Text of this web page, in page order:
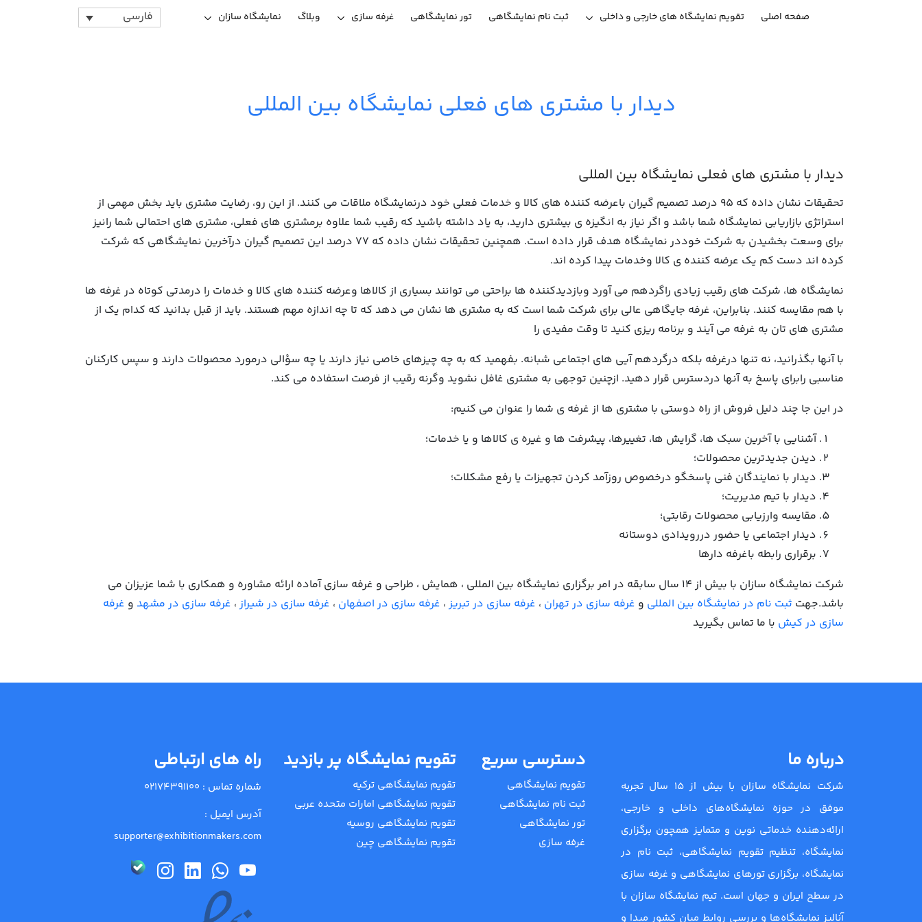
صفحه اصلی تقویم نمایشگاه های خارجی و داخلی ثبت نام نمایشگاهی تور نمایشگاهی غرفه سازی وبلاگ نمایشگاه سازان فارسی
دیدار با مشتری های فعلی نمایشگاه بین المللی
دیدار با مشتری های فعلی نمایشگاه بین المللی
تحقیقات نشان داده که 95 درصد تصمیم گیران باعرضه کننده های کالا و خدمات فعلی خود درنمایشگاه ملاقات می کنند. از این رو، رضایت مشتری باید بخش مهمی از
استراتژی بازاریابی نمایشگاه شما باشد و اگر نیاز به انگیزه ی بیشتری دارید، به یاد داشته باشید که رقیب شما علاوه برمشتری های فعلی، مشتری های احتمالی شما رانیز
برای وسعت بخشیدن به شرکت خوددر نمایشگاه هدف قرار داده است. همچنین تحقیقات نشان داده که 77 درصد این تصمیم گیران درآخرین نمایشگاهی که شرکت
کرده اند دست کم یک عرضه کننده ی کالا وخدمات پیدا کرده اند.
نمایشگاه ها، شرکت های رقیب زیادی راگردهم می آورد وبازدیدکننده ها براحتی می توانند بسیاری از کالاها وعرضه کننده های کالا و خدمات را درمدتی کوتاه در غرفه ها
با هم مقایسه کنند. بنابراین، غرفه جایگاهی عالی برای شرکت شما است که به مشتری ها نشان می دهد که تا چه اندازه مهم هستند. باید از قبل بدانید که کدام یک از
مشتری های تان به غرفه می آیند و برنامه ریزی کنید تا وقت مفیدی را
با آنها بگذرانید، نه تنها درغرفه بلکه درگردهم آیی های اجتماعی شبانه. بفهمید که به چه چیزهای خاصی نیاز دارند یا چه سؤالی درمورد محصولات دارند و سپس کارکنان
مناسبی رابرای پاسخ به آنها دردسترس قرار دهید. ازچنین توجهی به مشتری غافل نشوید وگرنه رقیب از فرصت استفاده می کند.
در این جا چند دلیل فروش از راه دوستی با مشتری ها از غرفه ی شما را عنوان می کنیم:
آشنایی با آخرین سبک ها، گرایش ها، تغییرها، پیشرفت ها و غیره ی کالاها و یا خدمات؛
دیدن جدیدترین محصولات؛
دیدار با نمایندگان فنی پاسخگو درخصوص روزآمد کردن تجهیزات یا رفع مشکلات؛
دیدار با تیم مدیریت؛
مقایسه وارزیابی محصولات رقابتی؛
دیدار اجتماعی یا حضور دررویدادی دوستانه
برقراری رابطه باغرفه دارها
شرکت نمایشگاه سازان با بیش از 14 سال سابقه در امر برگزاری نمایشگاه بین المللی ، همایش ، طراحی و غرفه سازی آماده ارائه مشاوره و همکاری با شما عزیزان می
باشد.جهت ثبت نام در نمایشگاه بین المللی و غرفه سازی در تهران ، غرفه سازی در تبریز، غرفه سازی در اصفهان ، غرفه سازی در شیراز، غرفه سازی در مشهد و غرفه
سازی در کیش با ما تماس بگیرید
درباره ما
شرکت نمایشگاه سازان با بیش از 15 سال تجربه
موفق در حوزه نمایشگاه‌های داخلی و خارجی،
ارائه‌دهنده خدماتی نوین و متمایز همچون برگزاری
نمایشگاه، تنظیم تقویم نمایشگاهی، ثبت نام در
نمایشگاه، برگزاری تورهای نمایشگاهی و غرفه سازی
در سطح ایران و جهان است. تیم نمایشگاه سازان با
آنالیز نمایشگاه‌ها و بررسی روابط میان کشور مبدا و
دسترسی سریع
تقویم نمایشگاهی
ثبت نام نمایشگاهی
تور نمایشگاهی
غرفه سازی
تقویم نمایشگاه پر بازدید
تقویم نمایشگاهی ترکیه
تقویم نمایشگاهی امارات متحده عربی
تقویم نمایشگاهی روسیه
تقویم نمایشگاهی چین
راه های ارتباطی
شماره تماس : 02174391100
آدرس ایمیل :
supporter@exhibitionmakers.com